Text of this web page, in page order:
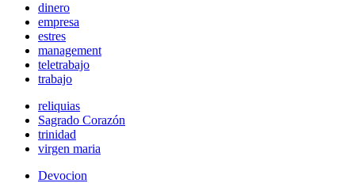
dinero
empresa
estres
management
teletrabajo
trabajo
reliquias
Sagrado Corazón
trinidad
virgen maria
Devocion